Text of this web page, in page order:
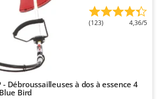
(123) 4,36/5
- Débroussailleuses à dos à essence 4
Bird